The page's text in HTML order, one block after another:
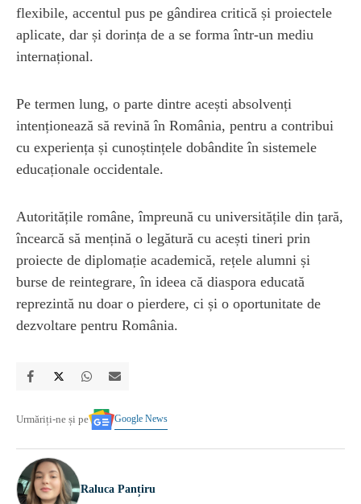
flexibile, accentul pus pe gândirea critică și proiectele
aplicate, dar și dorința de a se forma într-un mediu
internațional.
Pe termen lung, o parte dintre acești absolvenți
intenționează să revină în România, pentru a contribui
cu experiența și cunoștințele dobândite în sistemele
educaționale occidentale.
Autoritățile române, împreună cu universitățile din țară,
încearcă să mențină o legătură cu acești tineri prin
proiecte de diplomație academică, rețele alumni și
burse de reintegrare, în ideea că diaspora educată
reprezintă nu doar o pierdere, ci și o oportunitate de
dezvoltare pentru România.
Urmăriți-ne și pe Google News
Raluca Panțiru